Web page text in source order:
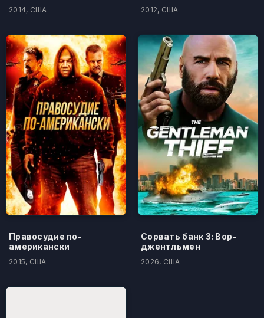
2014, США 2012, США
Правосудие по-
американски
2015, США
Сорвать банк 3: Вор-
джентльмен
2026, США